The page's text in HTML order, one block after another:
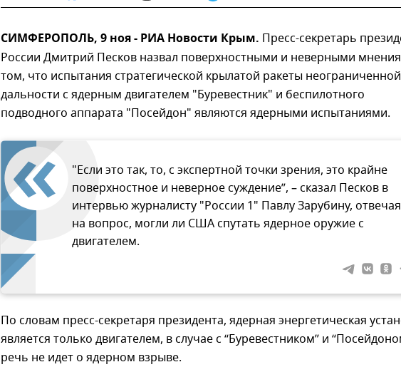
СИМФЕРОПОЛЬ, 9 ноя - РИА Новости Крым. Пресс-секретарь
России Дмитрий Песков назвал поверхностными и неверными
том, что испытания стратегической крылатой ракеты неограниченной
дальности с ядерным двигателем "Буревестник" и беспилотного
подводного аппарата "Посейдон" являются ядерными испытаниями.
"Если это так, то, с экспертной точки зрения, это крайне
поверхностное и неверное суждение”, – сказал Песков в
интервью журналисту "России 1" Павлу Зарубину, отвечая
на вопрос, могли ли США спутать ядерное оружие с
двигателем.
По словам пресс-секретаря президента, ядерная энергетическая
является только двигателем, в случае с “Буревестником” и
речь не идет о ядерном взрыве.